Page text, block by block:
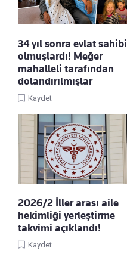
34 yıl sonra evlat sahibi
olmuşlardı! Meğer
mahalleli tarafından
dolandırılmışlar
Kaydet
2026/2 İller arası aile
hekimliği yerleştirme
takvimi açıklandı!
Kaydet